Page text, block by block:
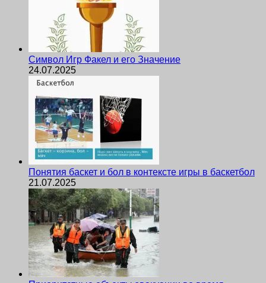
Символ Игр Факел и его Значение
24.07.2025
Понятия баскет и бол в контексте игры в баскетбол
21.07.2025